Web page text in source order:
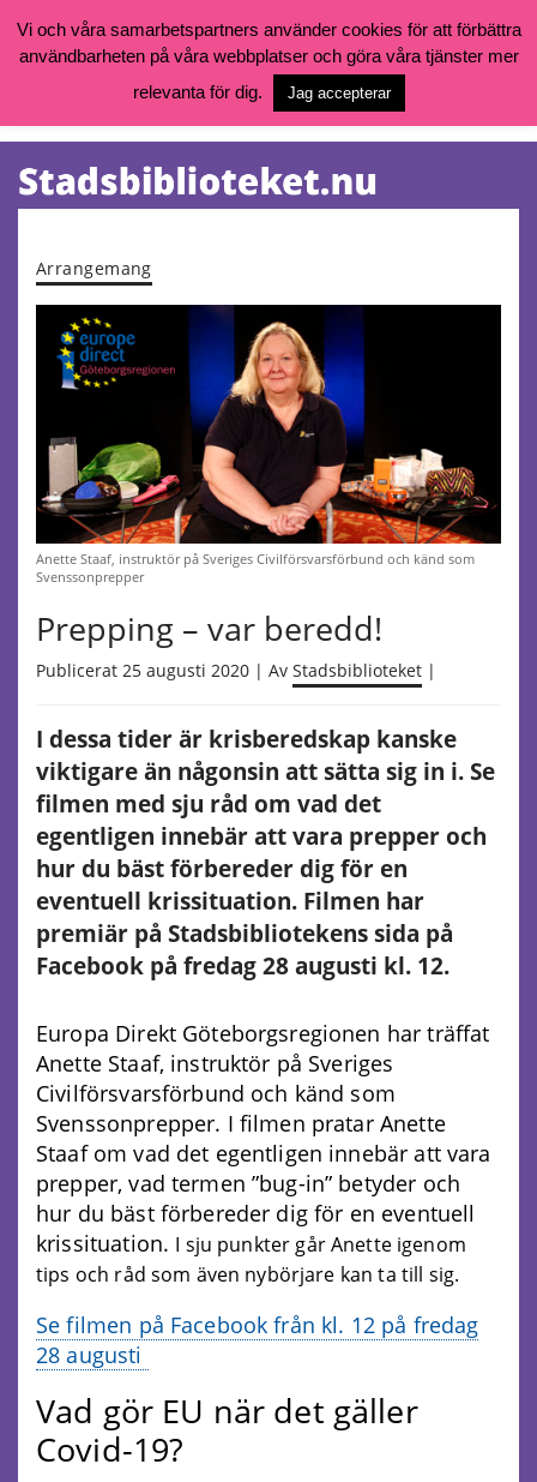
Vill du söka böcker, logga in på ditt bibliotekskonto eller nå övriga
goteborg.se/bibliotek
Öppettider, katalog och kontakt
Tjänster
Arrangemang
Anette Staaf, instruktör på Sveriges Civilförsvarsförbund och känd som
Svenssonprepper
Prepping – var beredd!
Publicerat 25 augusti 2020 | Av Stadsbiblioteket |
I dessa tider är krisberedskap kanske
viktigare än någonsin att sätta sig in i. Se
filmen med sju råd om vad det
egentligen innebär att vara prepper och
hur du bäst förbereder dig för en
eventuell krissituation. Filmen har
premiär på Stadsbibliotekens sida på
Facebook på fredag 28 augusti kl. 12.
Europa Direkt Göteborgsregionen har träffat
Anette Staaf, instruktör på Sveriges
Civilförsvarsförbund och känd som
Svenssonprepper. I filmen pratar Anette
Staaf om vad det egentligen innebär att vara
prepper, vad termen ”bug-in” betyder och
hur du bäst förbereder dig för en eventuell
krissituation. I sju punkter går Anette igenom
tips och råd som även nybörjare kan ta till sig.
Se filmen på Facebook från kl. 12 på fredag
28 augusti
Vad gör EU när det gäller
Covid-19?
Vi och våra samarbetspartners använder cookies för att förbättra
användbarheten på våra webbplatser och göra våra tjänster mer
relevanta för dig.
Jag accepterar